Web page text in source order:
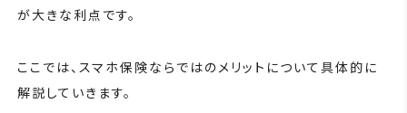
が大きな利点です。
ここでは、スマホ保険ならではのメリットについて具体的に
解説していきます。